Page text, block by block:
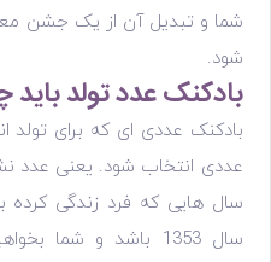
شما و تبدیل آن از یک جشن
شود.
بادکنک عدد تولد
بادکنک عددی ای که برای تولد
عددی انتخاب شود. یعنی عدد
سال هایی که فرد زندگی کرده